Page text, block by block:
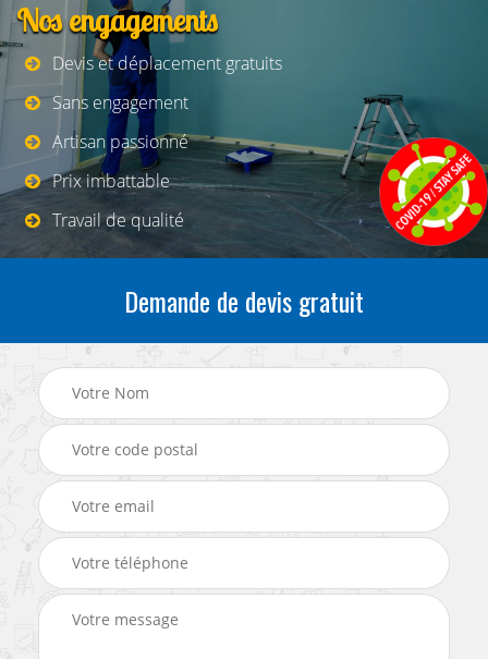
Nos engagements
Devis et déplacement gratuits
Sans engagement
Artisan passionné
Prix imbattable
Travail de qualité
Demande de devis gratuit